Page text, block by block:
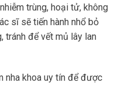
trùng, hoại tử, không
sĩ sẽ tiến hành nhổ bỏ
tránh để vết mủ lây lan
nha khoa uy tín để được